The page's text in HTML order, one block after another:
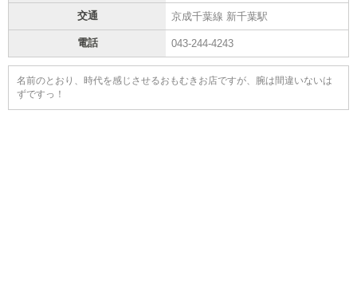
交通 京成千葉線 新千葉駅
電話 043-244-4243
名前のとおり、時代を感じさせるおもむきお店ですが、腕は間違いないは
ずですっ！